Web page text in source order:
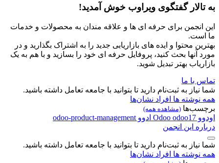
به تالار گفتگوی ویراوب خوش آمدید!
این انجمن برای حرفه ای ها و علاقه مندان به محصولات و خدمات
ما است.
بهترین محتوا و ایده های بازاریابی جدید را به اشتراک بگذارید و در
مورد آنها بحث کنید، پروفایل حرفه ای خود را بسازید و با هم به یک
بازاریاب بهتر تبدیل شوید.
تماس با ما
شما نیاز به ثبت‌نام دارید تا بتوانید با جامعه تعامل داشته باشید.
همه نوشته ها افراد نشان‌ها
برچسب‌ها (مشاهده همه)
اودوو Odoo odoo17 ادوو odoo-product-management
درباره این انجمن
شما نیاز به ثبت‌نام دارید تا بتوانید با جامعه تعامل داشته باشید.
همه نوشته ها افراد نشان‌ها